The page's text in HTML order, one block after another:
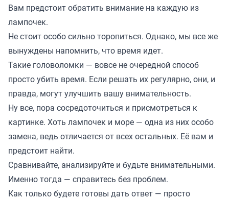
Вам предстоит обратить внимание на каждую из
лампочек.
Не стоит особо сильно торопиться. Однако, мы все же
вынуждены напомнить, что время идет.
Такие головоломки — вовсе не очередной способ
просто убить время. Если решать их регулярно, они, и
правда, могут улучшить вашу внимательность.
Ну все, пора сосредоточиться и присмотреться к
картинке. Хоть лампочек и море — одна из них особо
замена, ведь отличается от всех остальных. Её вам и
предстоит найти.
Сравнивайте, анализируйте и будьте внимательными.
Именно тогда — справитесь без проблем.
Как только будете готовы дать ответ — просто